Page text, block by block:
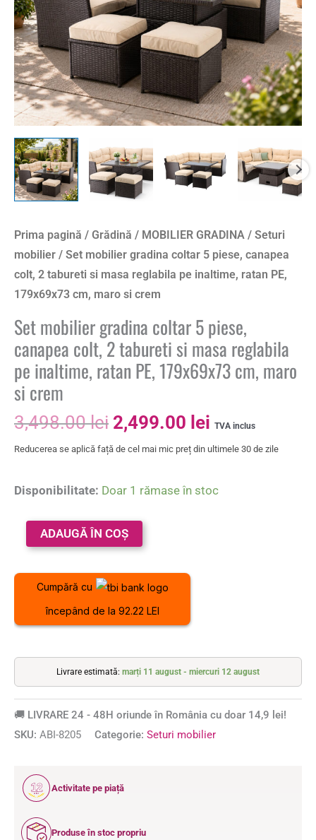
Prima pagină / Grădină / MOBILIER GRADINA / Seturi
mobilier / Set mobilier gradina coltar 5 piese, canapea
colt, 2 tabureti si masa reglabila pe inaltime, ratan PE,
179x69x73 cm, maro si crem
Set mobilier gradina coltar 5 piese,
canapea colt, 2 tabureti si masa reglabila
pe inaltime, ratan PE, 179x69x73 cm, maro
si crem
3,498.00lei 2,499.00 lei TVA inclus
Reducerea se aplică față de cel mai mic preț din ultimele 30 de zile
Disponibilitate: Doar 1 rămase în stoc
colt,
2
tabureti
si
masa
reglabila
pe
inaltime,
ratan
PE,
179x69x73
maro
si
crem
ADAUGĂ ÎN COȘ
Cumpără cu
începând de la 92.22 LEI
Livrare estimată: marți 11 august - miercuri 12 august
🚚 LIVRARE 24 - 48H oriunde în România cu doar 14,9 lei!
SKU: ABI-8205 Categorie: Seturi mobilier
12
ANI
Activitate pe piață
Produse în stoc propriu